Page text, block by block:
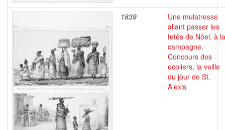
1839
Une mulatresse
allant passer les
fetês de Nöel, à la
campagne.
Concours des
ecoliers, la veille
du jour de St.
Alexis